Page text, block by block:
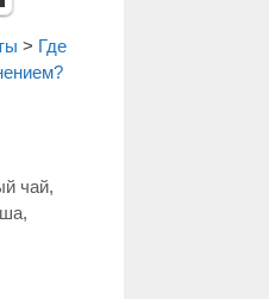
> Где
чай,
,